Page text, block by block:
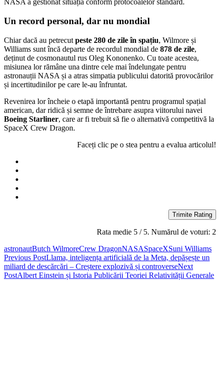
NASA a gestionat situația conform protocoalelor standard.
Un record personal, dar nu mondial
Chiar dacă au petrecut peste 280 de zile în spațiu, Wilmore și
Williams sunt încă departe de recordul mondial de 878 de zile,
deținut de cosmonautul rus Oleg Kononenko. Cu toate acestea,
misiunea lor rămâne una dintre cele mai îndelungate pentru
astronauții NASA și a atras simpatia publicului datorită provocărilor
și incertitudinilor pe care le-au înfruntat.
Revenirea lor încheie o etapă importantă pentru programul spațial
american, dar ridică și semne de întrebare asupra viitorului navei
Boeing Starliner, care ar fi trebuit să fie o alternativă competitivă la
SpaceX Crew Dragon.
Faceți clic pe o stea pentru a evalua articolul!
Trimite Rating
Rata medie 5 / 5. Numărul de voturi: 2
astronautButch WilmoreCrew DragonNASASpaceXSuni Williams
Post
navigation
Previous PostLlama, inteligența artificială de la Meta, depășește un
miliard de descărcări – Creștere explozivă și controverseNext
PostAlbert Einstein și Istoria Publicării Teoriei Relativității Generale